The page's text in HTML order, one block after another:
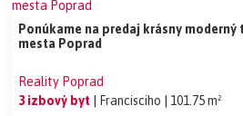
Ponúkame na predaj krásny
mesta Poprad
Reality Poprad
3 izbový byt
| Francisciho | 101.75 m²